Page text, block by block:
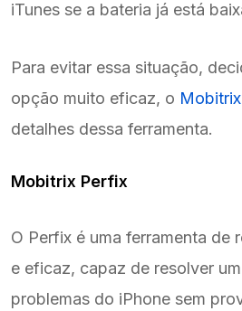
iTunes se a bateria já está
Para evitar essa situação,
opção muito eficaz, o
detalhes dessa ferramenta.
Mobitrix Perfix
O Perfix é uma ferramenta de
e eficaz, capaz de resolver
problemas do iPhone sem